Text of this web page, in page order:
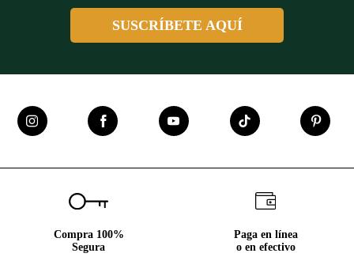
SUSCRÍBETE AQUÍ
Compra 100%
Segura
Paga en línea
o en efectivo